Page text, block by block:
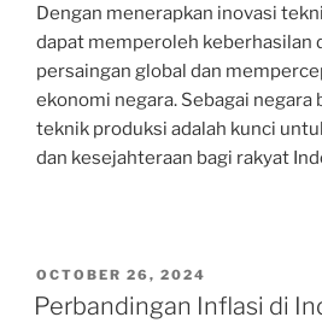
Dengan menerapkan inovasi
dapat memperoleh keberhasilan
persaingan global dan
ekonomi negara. Sebagai negara
teknik produksi adalah kunci
dan kesejahteraan bagi rakyat
POSTED
ON
OCTOBER 26, 2024
Perbandingan Inflasi di